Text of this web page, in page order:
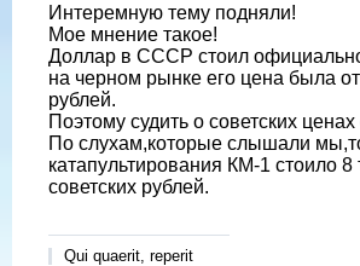
Интеремную тему подняли!
Мое мнение такое!
Доллар в СССР стоил
на черном рынке его цена была
рублей.
Поэтому судить о советских
По слухам,которые слышали
катапультирования КМ-1 стоило 8
советских рублей.
Qui quaerit, reperit